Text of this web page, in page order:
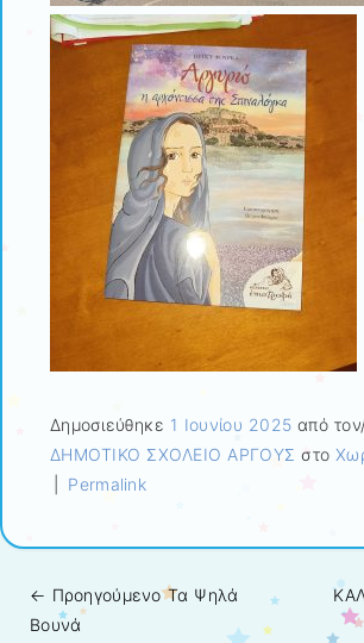
Δημοσιεύθηκε 1 Ιουνίου 2025 από
ΔΗΜΟΤΙΚΟ ΣΧΟΛΕΙΟ ΑΡΓΟΥΣ στο
Permalink
Πλοήγηση άρθρων
← ΠροηγούμενoΤα Ψηλά
Βουνά